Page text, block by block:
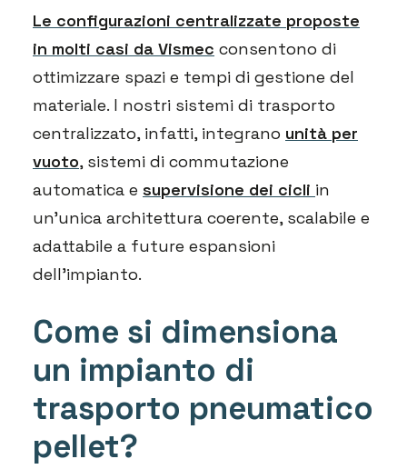
Le configurazioni centralizzate proposte
in molti casi da Vismec consentono di
ottimizzare spazi e tempi di gestione del
materiale. I nostri sistemi di trasporto
centralizzato, infatti, integrano unità per
vuoto, sistemi di commutazione
automatica e supervisione dei cicli in
un’unica architettura coerente, scalabile e
adattabile a future espansioni
dell’impianto.
Come si dimensiona
un impianto di
trasporto pneumatico
pellet?